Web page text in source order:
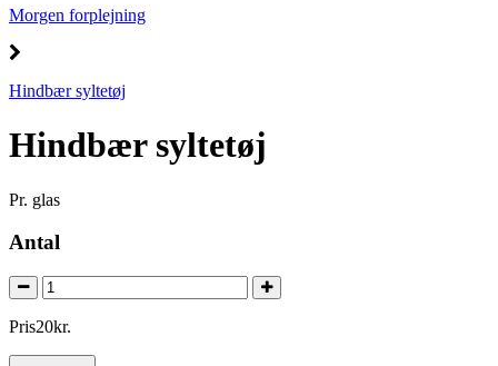
Morgen forplejning
Hindbær syltetøj
Hindbær syltetøj
Pr. glas
Antal
Pris20kr.